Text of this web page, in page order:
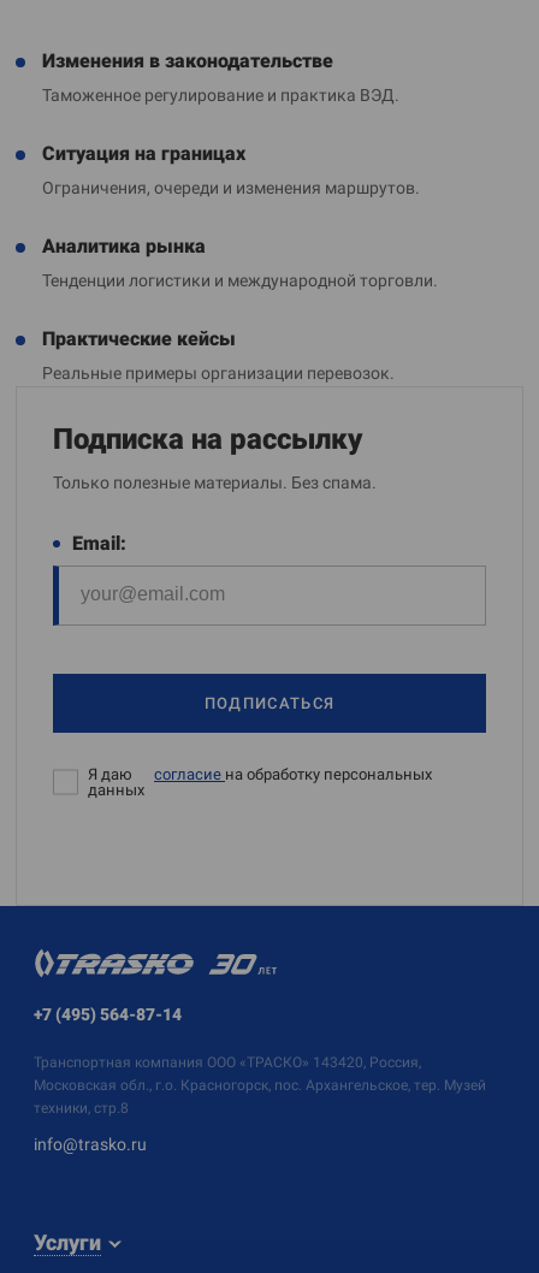
Изменения в законодательстве
Таможенное регулирование и практика ВЭД.
Ситуация на границах
Ограничения, очереди и изменения маршрутов.
Аналитика рынка
Тенденции логистики и международной торговли.
Практические кейсы
Реальные примеры организации перевозок.
Подписка на рассылку
Только полезные материалы. Без спама.
Email:
ПОДПИСАТЬСЯ
Я даю согласие на обработку персональных
данных
+7 (495) 564-87-14
Транспортная компания ООО «ТРАСКО» 143420, Россия,
Московская обл., г.о. Красногорск, пос. Архангельское, тер. Музей
техники, стр.8
info@trasko.ru
Услуги